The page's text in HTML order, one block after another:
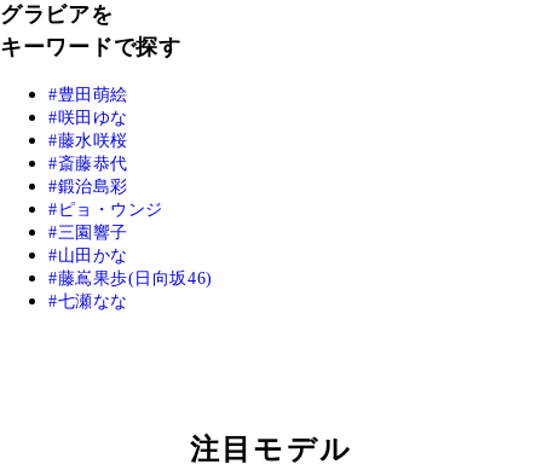
グラビアを
キーワードで探す
豊田萌絵
咲田ゆな
藤水咲桜
斎藤恭代
鍛治島彩
ピョ・ウンジ
三園響子
山田かな
藤嶌果歩(日向坂46)
七瀬なな
注目モデル